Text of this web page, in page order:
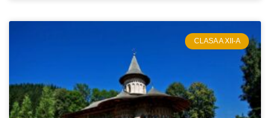
CLASA A XII-A